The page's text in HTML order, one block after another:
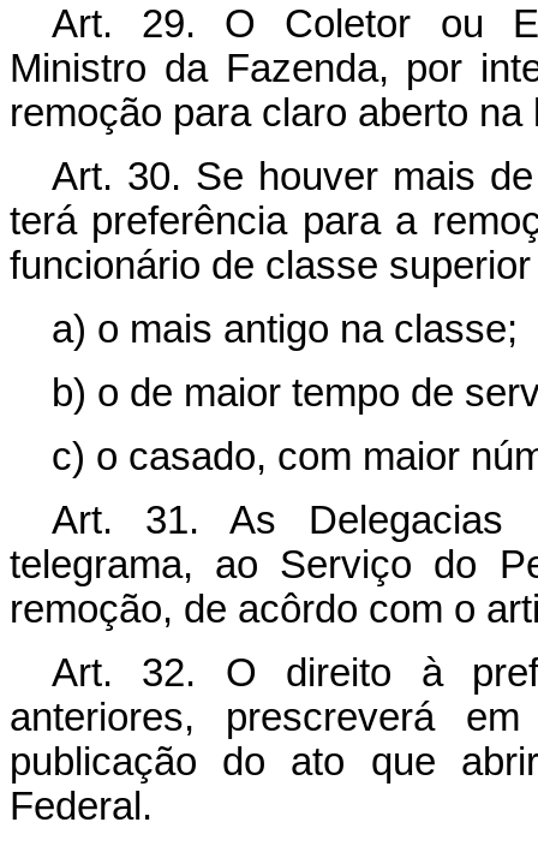
Art. 29. O Coletor ou
Ministro da Fazenda, por
remoção para claro aberto
Art. 30. Se houver mais
terá preferência para a
funcionário de classe
a) o mais antigo na classe;
b) o de maior tempo de
c) o casado, com maior
Art. 31. As Delegacias
telegrama, ao Serviço do
remoção, de acôrdo com o
Art. 32. O direito à
anteriores, prescreverá
publicação do ato que
Federal.